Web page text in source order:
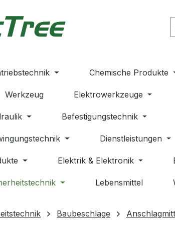
springen
Chemische Produkte
Werkzeug Elektrowerkzeuge
Befestigungstechnik
Dienstleistungen
Elektrik & Elektronik
Lebensmittel
Baubeschläge